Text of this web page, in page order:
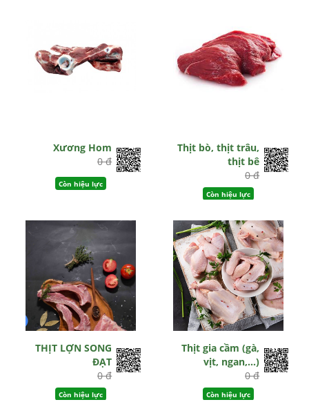
Xương Hom
0 đ
Còn hiệu lực
Thịt bò, thịt trâu,
thịt bê
0 đ
Còn hiệu lực
THỊT LỢN SONG
ĐẠT
0 đ
Còn hiệu lực
Thịt gia cầm (gà,
vịt, ngan,...)
0 đ
Còn hiệu lực